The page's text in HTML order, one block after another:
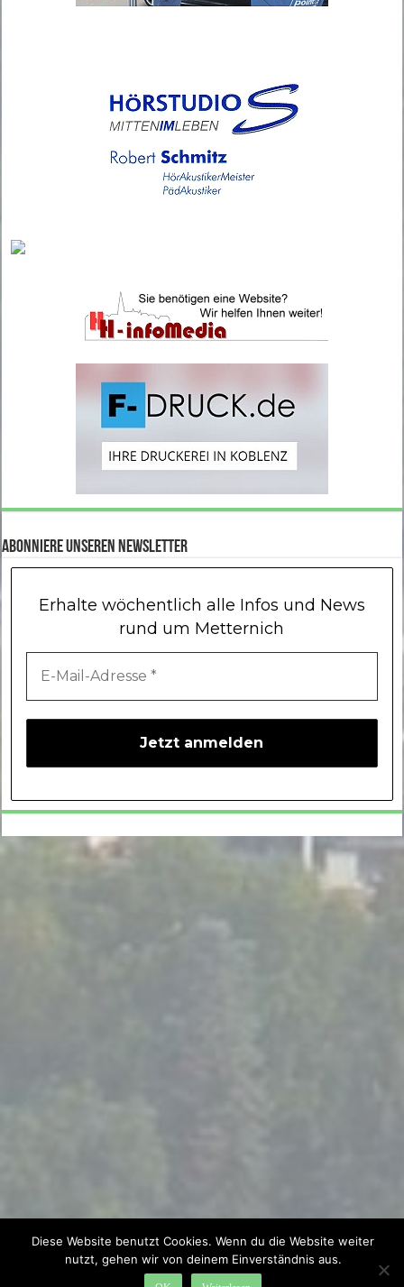
Abonniere unseren Newsletter
Erhalte wöchentlich alle Infos und News
rund um Metternich
Diese Website benutzt Cookies. Wenn du die Website weiter
nutzt, gehen wir von deinem Einverständnis aus.